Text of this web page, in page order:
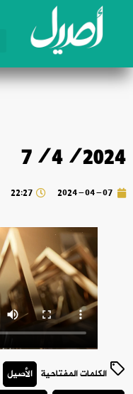
7/4/2024
2024-04-07
22:27
الكلمات المفتاحية الأصيل